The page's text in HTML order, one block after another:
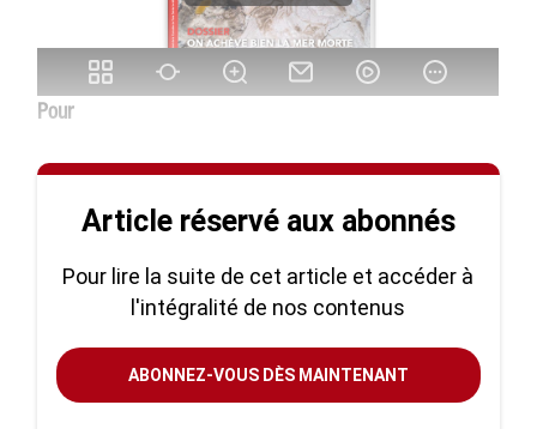
Pour
Article réservé aux abonnés
Pour lire la suite de cet article et accéder à
l'intégralité de nos contenus
ABONNEZ-VOUS DÈS MAINTENANT